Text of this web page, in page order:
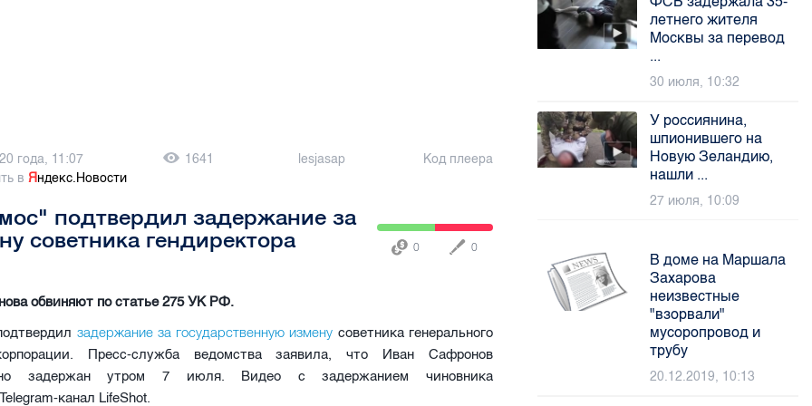
года, 11:07 1641 lesjasap
Код плеера
вЯндекс.Новости
подтвердил задержание за
советника гендиректора
0 0
обвиняют по статье 275 УК РФ.
задержание за государственную измену советника генерального
Пресс-служба ведомства заявила, что Иван Сафронов
задержан утром 7 июля. Видео с задержанием чиновника
канал LifeShot.
летнего жителя
Москвы за перевод
...
30 июля, 10:32
У россиянина,
шпионившего на
Новую Зеландию,
нашли ...
27 июля, 10:09
В доме на Маршала
Захарова
неизвестные
"взорвали"
мусоропровод и
трубу
20.12.2019, 10:13